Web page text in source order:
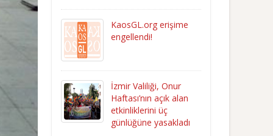
KaosGL.org erişime
engellendi!
İzmir Valiliği, Onur
Haftası’nın açık alan
etkinliklerini üç
günlüğüne yasakladı